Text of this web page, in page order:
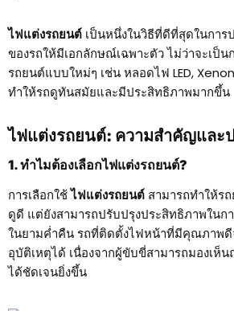
ไฟแต่งรถยนต์ เป็นหนึ่งในวิธีที่ดีที่สุดในกา
ของรถให้มีเอกลักษณ์เฉพาะตัว ไม่ว่าจะเป็น
รถยนต์แบบใหม่ๆ เช่น หลอดไฟ LED,
ทำให้รถดูทันสมัยและมีประสิทธิภาพมากขึ้น
ไฟแต่งรถยนต์: ความสำคัญและ
1. ทำไมต้องเลือกไฟแต่งรถยนต์?
การเลือกใช้ไฟแต่งรถยนต์ สามารถทำให้ร
ดูดี แต่ยังสามารถปรับปรุงประสิทธิภาพในก
ในยามค่ำคืน รถที่ติดตั้งไฟหน้าที่มีคุณภาพดี
อุบัติเหตุได้ เนื่องจากผู้ขับขี่สามารถมองเห็
ได้ชัดเจนยิ่งขึ้น